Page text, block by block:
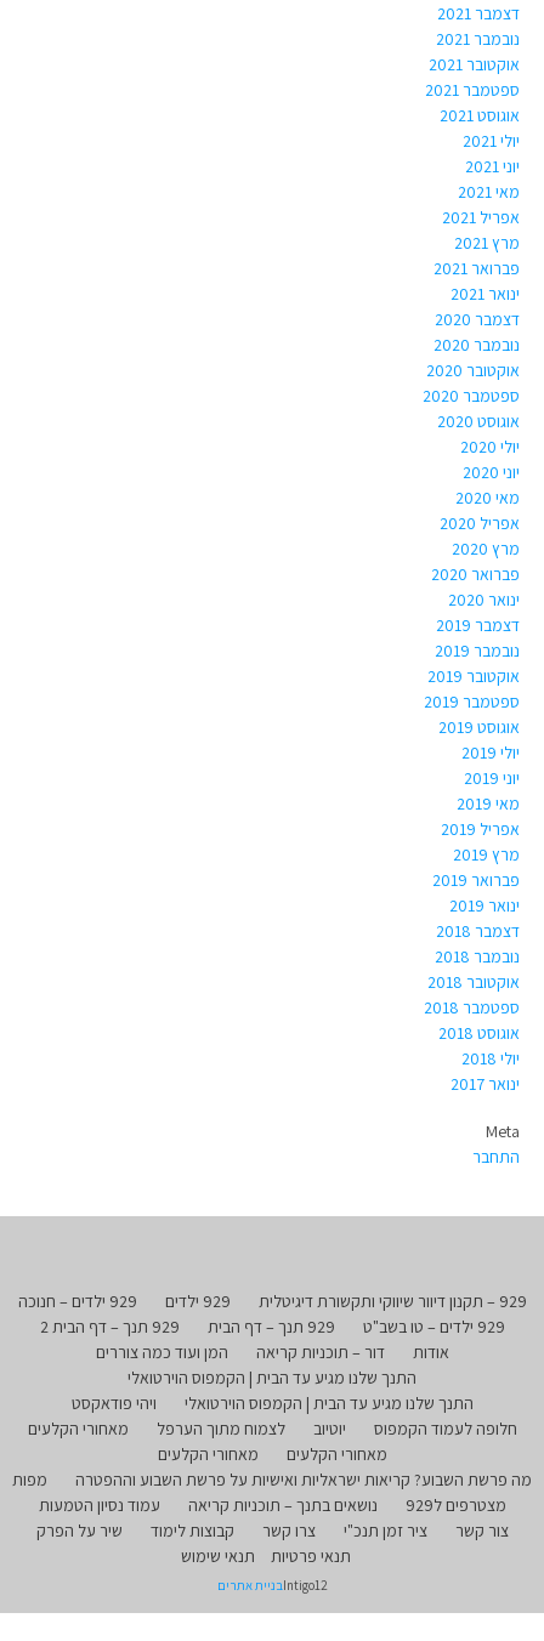
דצמבר 2021
נובמבר 2021
אוקטובר 2021
ספטמבר 2021
אוגוסט 2021
יולי 2021
יוני 2021
מאי 2021
אפריל 2021
מרץ 2021
פברואר 2021
ינואר 2021
דצמבר 2020
נובמבר 2020
אוקטובר 2020
ספטמבר 2020
אוגוסט 2020
יולי 2020
יוני 2020
מאי 2020
אפריל 2020
מרץ 2020
פברואר 2020
ינואר 2020
דצמבר 2019
נובמבר 2019
אוקטובר 2019
ספטמבר 2019
אוגוסט 2019
יולי 2019
יוני 2019
מאי 2019
אפריל 2019
מרץ 2019
פברואר 2019
ינואר 2019
דצמבר 2018
נובמבר 2018
אוקטובר 2018
ספטמבר 2018
אוגוסט 2018
יולי 2018
ינואר 2017
Meta
התחבר
929 – תקנון דיוור שיווקי ותקשורת דיגיטלית 929 ילדים
929 ילדים – חנוכה
929 ילדים – טו בשב"ט
929 תנך – דף הבית
929 תנך – דף הבית 2
אודות
דור – תוכניות קריאה
המן ועוד כמה צוררים
התנך שלנו מגיע עד הבית | הקמפוס הוירטואלי
התנך שלנו מגיע עד הבית | הקמפוס הוירטואלי
ויהי פודאקסט
חלופה לעמוד הקמפוס
יוטיוב לצמוח מתוך הערפל
מאחורי הקלעים
מאחורי הקלעים
מאחורי הקלעים
מה פרשת השבוע? קריאות ישראליות ואישיות על פרשת השבוע וההפטרה
מפות
מצטרפים ל929
נושאים בתנך – תוכניות קריאה
עמוד נסיון הטמעות
צור קשר
ציר זמן תנכ"י צרו קשר קבוצות לימוד
שיר על הפרק
תנאי פרטיות
תנאי שימוש
Intigo12בניית אתרים